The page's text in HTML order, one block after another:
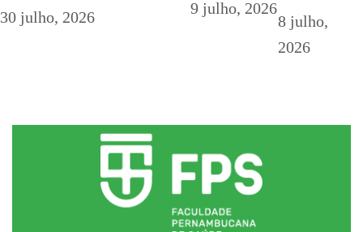
30 julho, 2026 9 julho, 2026
8 julho,
2026